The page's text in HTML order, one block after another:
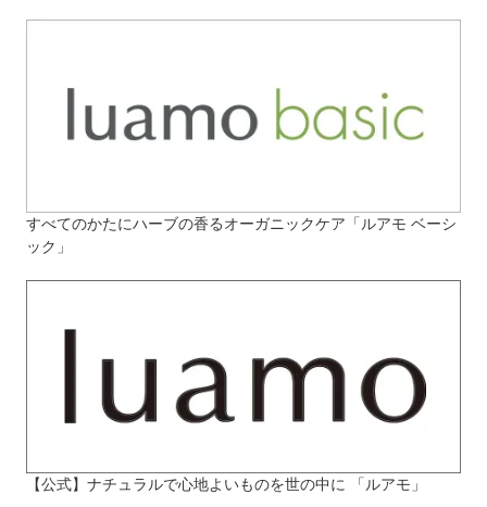
すべてのかたにハーブの香るオーガニックケア「ルアモ ベーシ
ック」
【公式】ナチュラルで心地よいものを世の中に 「ルアモ」